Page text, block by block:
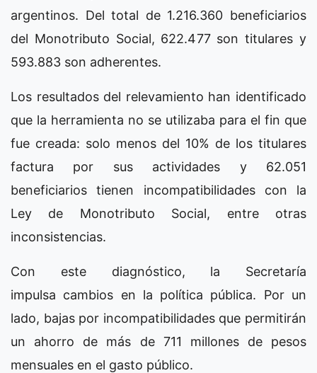
argentinos. Del total de 1.216.360 beneficiarios
del Monotributo Social, 622.477 son titulares y
593.883 son adherentes.
Los resultados del relevamiento han identificado
que la herramienta no se utilizaba para el fin que
fue creada: solo menos del 10% de los titulares
factura por sus actividades y 62.051
beneficiarios tienen incompatibilidades con la
Ley de Monotributo Social, entre otras
inconsistencias.
Con este diagnóstico, la Secretaría
impulsa cambios en la política pública. Por un
lado, bajas por incompatibilidades que permitirán
un ahorro de más de 711 millones de pesos
mensuales en el gasto público.